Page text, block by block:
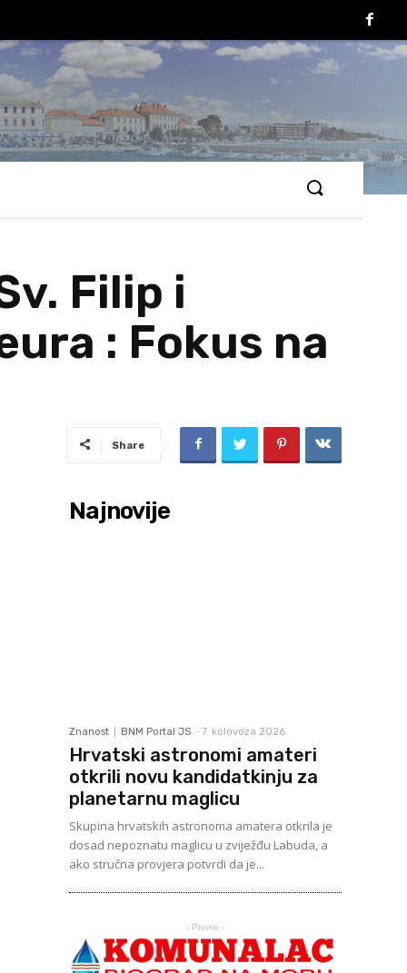
Filip i
: Fokus na
Share
Najnovije
Znanost BNM Portal JS - 7. kolovoza 2026.
Hrvatski astronomi amateri
otkrili novu kandidatkinju za
planetarnu maglicu
Skupina hrvatskih astronoma amatera otkrila je
dosad nepoznatu maglicu u zviježđu Labuda, a
ako stručna provjera potvrdi da je...
- Promo -